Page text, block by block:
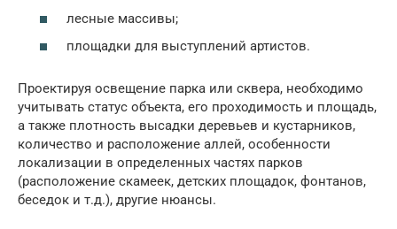
лесные массивы;
площадки для выступлений артистов.
Проектируя освещение парка или сквера, необходимо
учитывать статус объекта, его проходимость и площадь,
а также плотность высадки деревьев и кустарников,
количество и расположение аллей, особенности
локализации в определенных частях парков
(расположение скамеек, детских площадок, фонтанов,
беседок и т.д.), другие нюансы.